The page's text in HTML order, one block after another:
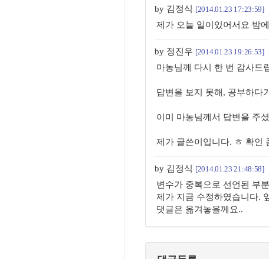
by 김정식 [2014.01.23 17:23:59]
제가 오늘 일이있어서요 밤
by 정진우 [2014.01.23 19:26:53]
마농님께 다시 한 번 감사드
답변을 보지 못해, 공부하다
이미 마농님께서 답변을 주
제가 글쓴이입니다. ㅎ 확인
by 김정식 [2014.01.23 21:48:58]
변수가 중복으로 선언된 부
제가 지금 수정하였습니다.
댓글은 옮겨놓을께요..